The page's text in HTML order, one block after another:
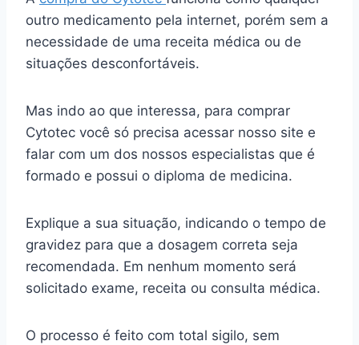
outro medicamento pela internet, porém sem a
necessidade de uma receita médica ou de
situações desconfortáveis.
Mas indo ao que interessa, para comprar
Cytotec você só precisa acessar nosso site e
falar com um dos nossos especialistas que é
formado e possui o diploma de medicina.
Explique a sua situação, indicando o tempo de
gravidez para que a dosagem correta seja
recomendada. Em nenhum momento será
solicitado exame, receita ou consulta médica.
O processo é feito com total sigilo, sem